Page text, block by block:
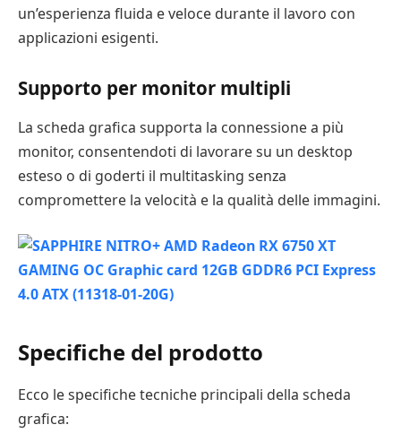
un’esperienza fluida e veloce durante il lavoro con
applicazioni esigenti.
Supporto per monitor multipli
La scheda grafica supporta la connessione a più
monitor, consentendoti di lavorare su un desktop
esteso o di goderti il multitasking senza
compromettere la velocità e la qualità delle immagini.
Specifiche del prodotto
Ecco le specifiche tecniche principali della scheda
grafica: